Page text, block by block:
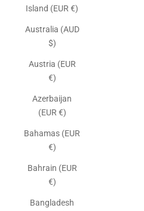
Island (EUR €)
Australia (AUD
$)
Austria (EUR
€)
Azerbaijan
(EUR €)
Bahamas (EUR
€)
Bahrain (EUR
€)
Bangladesh